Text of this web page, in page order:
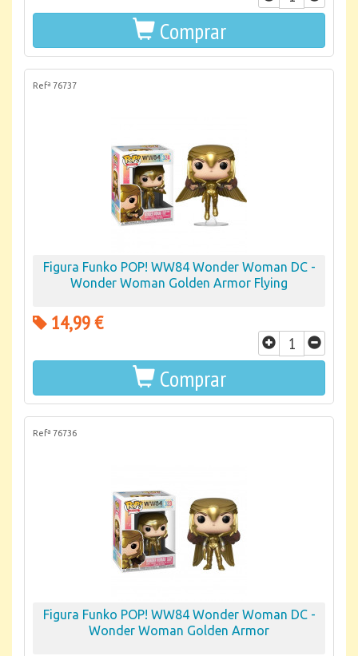
Comprar
Refª 76737
Figura Funko POP! WW84 Wonder Woman DC -
Wonder Woman Golden Armor Flying
14,99 €
Comprar
Refª 76736
Figura Funko POP! WW84 Wonder Woman DC -
Wonder Woman Golden Armor